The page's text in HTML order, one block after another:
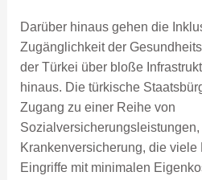
Darüber hinaus gehen die
Zugänglichkeit der
der Türkei über bloße
hinaus. Die türkische
Zugang zu einer Reihe von
Krankenversicherung, die viele
Eingriffe mit minimalen